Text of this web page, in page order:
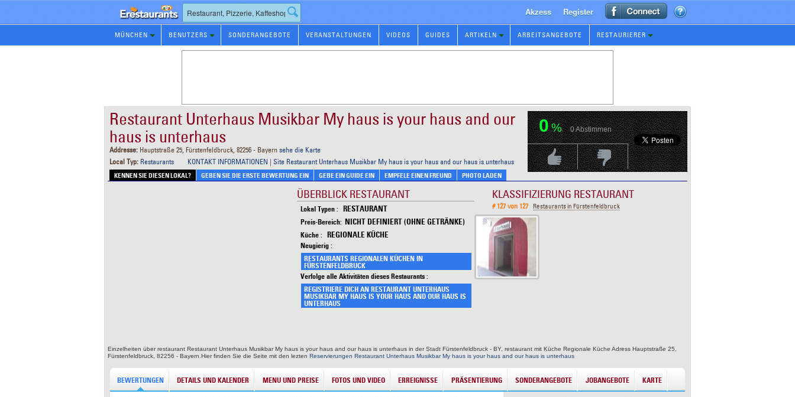
Restaurants
Reservierungen
Akzess Register
MÜNCHEN BENUTZERS SONDERANGEBOTE VERANSTALTUNGEN VIDEOS GUIDES ARTIKELN ARBEITSANGEBOTE RESTAURIERER
Restaurant Unterhaus Musikbar My haus is your haus and our
haus is unterhaus
Addresse: Hauptstraße 25, Fürstenfeldbruck, 82256 - Bayern sehe die Karte
Local Typ: Restaurants KONTAKT INFORMATIONEN | Site Restaurant Unterhaus Musikbar My haus is your haus and our haus is unterhaus
KENNEN SIE DIESEN LOKAL? GEBEN SIE DIE ERSTE BEWERTUNG EIN GEBE EIN GUIDE EIN EMPFELE EINEN FREUND PHOTO LADEN
0% 0Abstimmen
Positive BewertungNegative Bewertungen
ÜBERBLICK RESTAURANT
Lokal Typen : RESTAURANT
Preis-Bereich: NICHT DEFINIERT (OHNE GETRÄNKE)
Küche : REGIONALE KÜCHE
Neugierig :
RESTAURANTS REGIONALEN KÜCHEN IN
FÜRSTENFELDBRUCK
Verfolge alle Aktivitäten dieses Restaurants :
REGISTRIERE DICH AN RESTAURANT UNTERHAUS
MUSIKBAR MY HAUS IS YOUR HAUS AND OUR HAUS IS
UNTERHAUS
KLASSIFIZIERUNG RESTAURANT
# 127 von 127 Restaurants in Fürstenfeldbruck
Einzelheiten über restaurant Restaurant Unterhaus Musikbar My haus is your haus and our haus is unterhaus in der Stadt Fürstenfeldbruck - BY, restaurant mit Küche Regionale Küche Adress Hauptstraße 25,
Fürstenfeldbruck, 82256 - Bayern.Hier finden Sie die Seite mit den lezten Reservierungen Restaurant Unterhaus Musikbar My haus is your haus and our haus is unterhaus
BEWERTUNGEN DETAILS UND KALENDER MENU UND PREISE FOTOS UND VIDEO ERREIGNISSE PRÄSENTIERUNG SONDERANGEBOTE JOBANGEBOTE KARTE